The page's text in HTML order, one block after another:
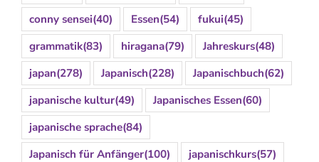
conny sensei(40) Essen(54) fukui(45)
grammatik(83) hiragana(79) Jahreskurs(48)
japan(278) Japanisch(228) Japanischbuch(62)
japanische kultur(49) Japanisches Essen(60)
japanische sprache(84)
Japanisch für Anfänger(100) japanischkurs(57)